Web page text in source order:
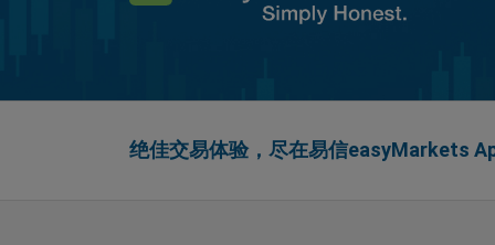
绝佳交易体验，尽在易信easyMarkets